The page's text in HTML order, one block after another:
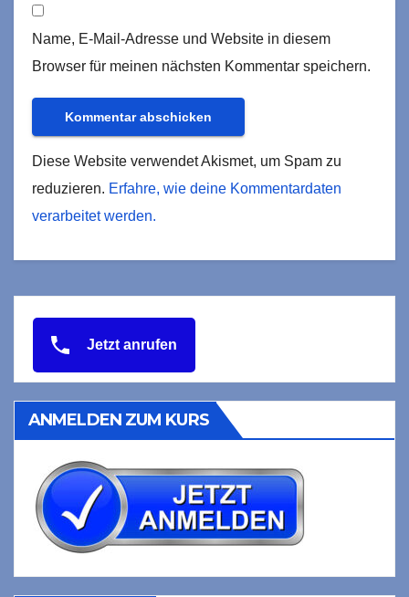
Name, E-Mail-Adresse und Website in diesem
Browser für meinen nächsten Kommentar speichern.
Diese Website verwendet Akismet, um Spam zu
reduzieren. Erfahre, wie deine Kommentardaten
verarbeitet werden.
Jetzt anrufen
ANMELDEN ZUM KURS